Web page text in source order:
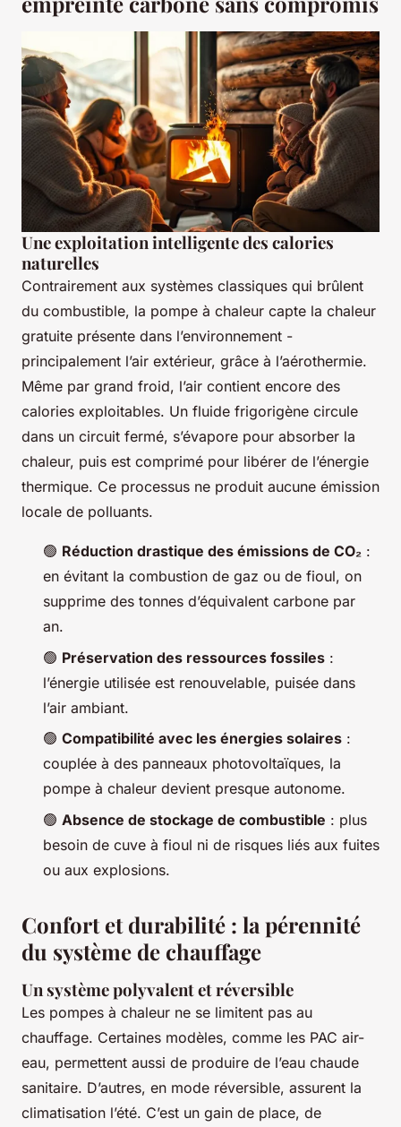
Une exploitation intelligente des calories
naturelles
Contrairement aux systèmes classiques qui brûlent
du combustible, la pompe à chaleur capte la chaleur
gratuite présente dans l’environnement -
principalement l’air extérieur, grâce à l’aérothermie.
Même par grand froid, l’air contient encore des
calories exploitables. Un fluide frigorigène circule
dans un circuit fermé, s’évapore pour absorber la
chaleur, puis est comprimé pour libérer de l’énergie
thermique. Ce processus ne produit aucune émission
locale de polluants.
🟢 Réduction drastique des émissions de CO₂ :
en évitant la combustion de gaz ou de fioul, on
supprime des tonnes d’équivalent carbone par
an.
🟢 Préservation des ressources fossiles :
l’énergie utilisée est renouvelable, puisée dans
l’air ambiant.
🟢 Compatibilité avec les énergies solaires :
couplée à des panneaux photovoltaïques, la
pompe à chaleur devient presque autonome.
🟢 Absence de stockage de combustible : plus
besoin de cuve à fioul ni de risques liés aux fuites
ou aux explosions.
Confort et durabilité : la pérennité
du système de chauffage
Un système polyvalent et réversible
Les pompes à chaleur ne se limitent pas au
chauffage. Certaines modèles, comme les PAC air-
eau, permettent aussi de produire de l’eau chaude
sanitaire. D’autres, en mode réversible, assurent la
climatisation l’été. C’est un gain de place, de